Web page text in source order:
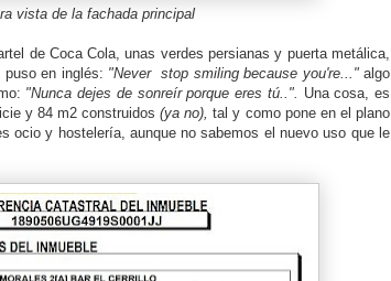
vista de la fachada principal
de Coca Cola, unas verdes persianas y puerta metálica,
en inglés: "Never stop smiling because you're..."algo
"Nunca dejes de sonreír porque eres tú..". Una cosa, es
y 84 m2 construidos(ya no), tal y como pone en el plano
ocio y hostelería, aunque no sabemos el nuevo uso que le